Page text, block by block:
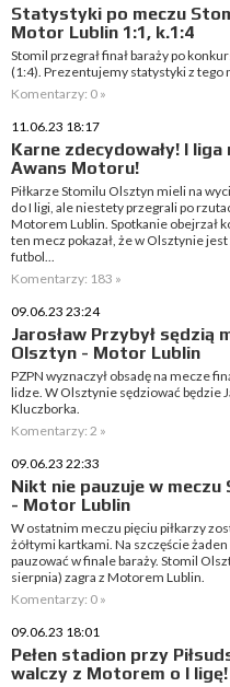
Statystyki po meczu
Motor Lublin 1:1, k.1:4
Stomil przegrał finał baraży po
(1:4). Prezentujemy statystyki z tego
Komentarzy: 0 »
11.06.23 18:17
Karne zdecydowały! I
Awans Motoru!
Piłkarze Stomilu Olsztyn mieli na
do I ligi, ale niestety przegrali po
Motorem Lublin. Spotkanie obejrzał
ten mecz pokazał, że w Olsztynie
futbol...
Komentarzy: 183 »
09.06.23 23:24
Jarosław Przybył sędzią
Olsztyn - Motor Lublin
PZPN wyznaczył obsadę na mecze
lidze. W Olsztynie sędziować będzie
Kluczborka.
Komentarzy: 2 »
09.06.23 22:33
Nikt nie pauzuje w
- Motor Lublin
W ostatnim meczu pięciu piłkarzy
żółtymi kartkami. Na szczęście
pauzować w finale baraży. Stomil
sierpnia) zagra z Motorem Lublin.
Komentarzy: 0 »
09.06.23 18:01
Pełen stadion przy
walczy z Motorem o I ligę!